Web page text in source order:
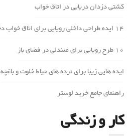
کشتی دزدان دریایی در اتاق خواب
14 ایده طراحی داخلی رویایی برای اتاق خواب دخترانه
10 طرح رویایی برای صندلی در فضای باز
ایده هایی زیبا برای نرده های حیاط خلوت و باغچه
راهنمای جامع خرید لوستر
کار و زندگی